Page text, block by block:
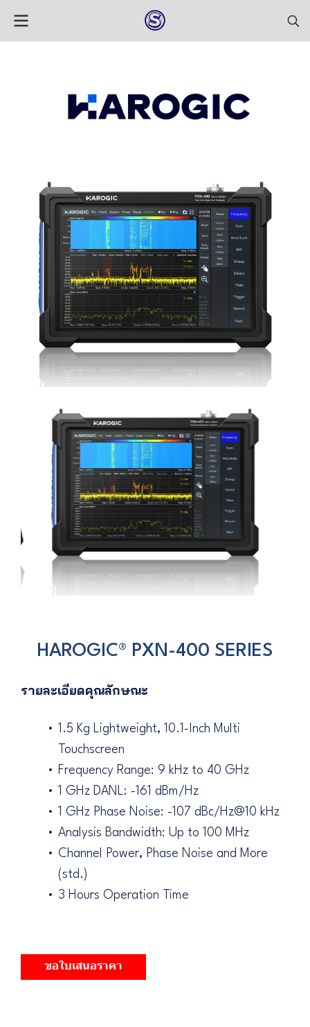
HAROGIC® PXN-400 SERIES
รายละเอียดคุณลักษณะ
1.5 Kg Lightweight, 10.1-Inch Multi
Touchscreen
Frequency Range: 9 kHz to 40 GHz
1 GHz DANL: -161 dBm/Hz
1 GHz Phase Noise: -107 dBc/Hz@10 kHz
Analysis Bandwidth: Up to 100 MHz
Channel Power, Phase Noise and More
(std.)
3 Hours Operation Time
ขอใบเสนอราคา